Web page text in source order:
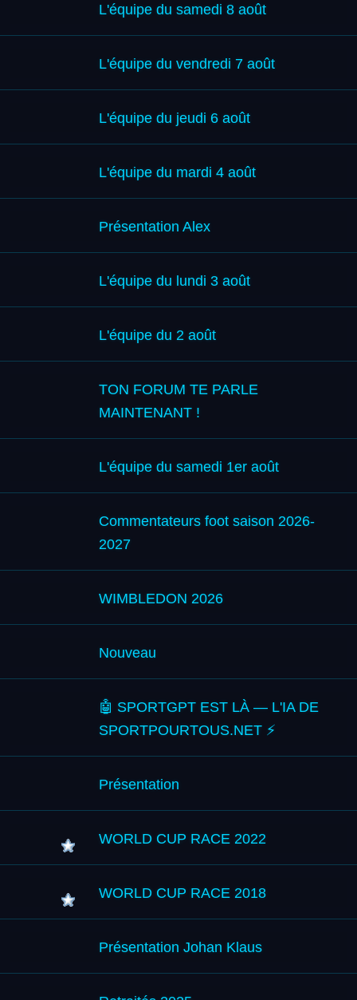
L'équipe du samedi 8 août
L'équipe du vendredi 7 août
L'équipe du jeudi 6 août
L'équipe du mardi 4 août
Présentation Alex
L'équipe du lundi 3 août
L'équipe du 2 août
TON FORUM TE PARLE
MAINTENANT !
L'équipe du samedi 1er août
Commentateurs foot saison 2026-
2027
WIMBLEDON 2026
Nouveau
🤖 SPORTGPT EST LÀ — L'IA DE
SPORTPOURTOUS.NET ⚡
Présentation
WORLD CUP RACE 2022
WORLD CUP RACE 2018
Présentation Johan Klaus